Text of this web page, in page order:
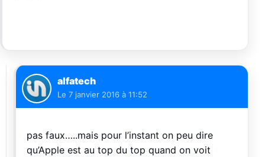
alfatech
Le 7 janvier 2016 à 11:52
pas faux…..mais pour l’instant on peu dire
qu’Apple est au top du top quand on voit